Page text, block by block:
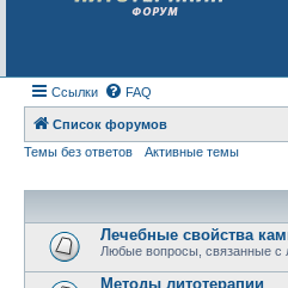
Ссылки FAQ
Список форумов
Темы без ответов
Активные темы
Лечебные свойства
Любые вопросы, связанные с
Методы литотерапии